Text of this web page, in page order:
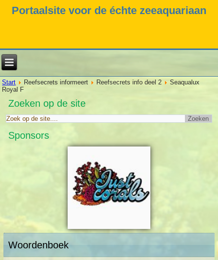
Portaalsite voor de échte zeeaquariaan
Start Reefsecrets informeert Reefsecrets info deel 2
Seaqualux
Royal F
Zoeken op de site
Sponsors
Woordenboek